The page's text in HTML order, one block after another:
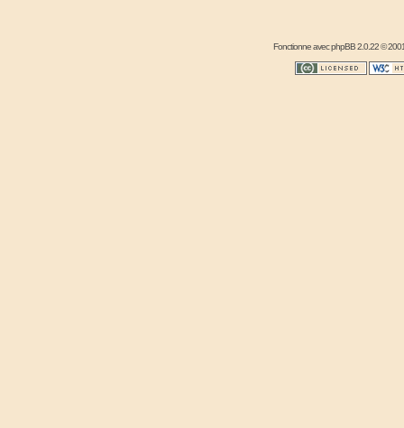
Fonctionne avecphpBB2.0.22 ©